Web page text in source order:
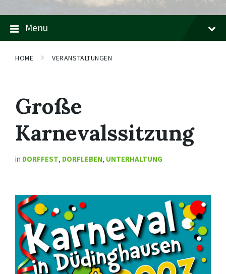
Menu
HOME VERANSTALTUNGEN
Große
Karnevalssitzung
in DORFFEST, DORFLEBEN, UNTERHALTUNG